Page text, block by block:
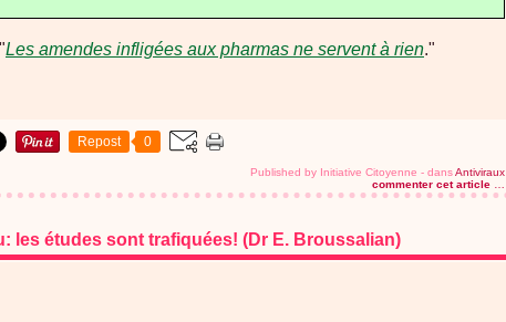
Les amendes infligées aux pharmas ne servent à rien."
Repost 0
Published by Initiative Citoyenne - dansAntiviraux
commenter cet article
les études sont trafiquées! (Dr E. Broussalian)